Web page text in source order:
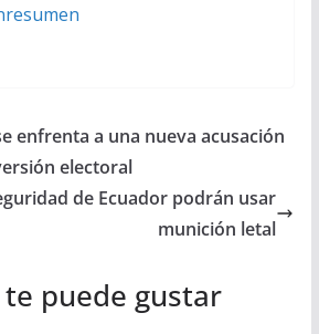
enfrenta a una nueva acusación
electoral
de Ecuador podrán usar
munición letal
puede gustar